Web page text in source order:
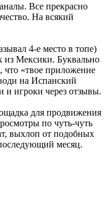
Все прекрасно
На всякий
4-е место в топе)
из Мексики. Буквально
что «твое приложение
на Испанский
и игроки через отзывы.
для продвижения
по чуть-чуть
выхлоп от подобных
месяц.